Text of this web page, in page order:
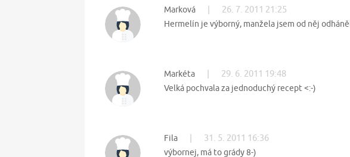
Marková 26. 7. 2011 21:25
Hermelín je výborný, manžela jsem od něj
Markéta 29. 6. 2011 19:48
Velká pochvala za jednoduchý recept <:-)
Fila 31. 5. 2011 16:36
výbornej, má to grády 8-)